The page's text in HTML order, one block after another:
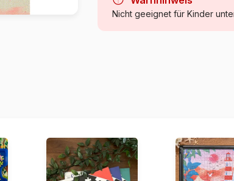
Alter
Maße
Nicht geeignet für Kinder